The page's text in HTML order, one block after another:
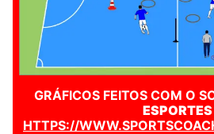
GRÁFICOS FEITOS COM O
ESPORTES
HTTPS://